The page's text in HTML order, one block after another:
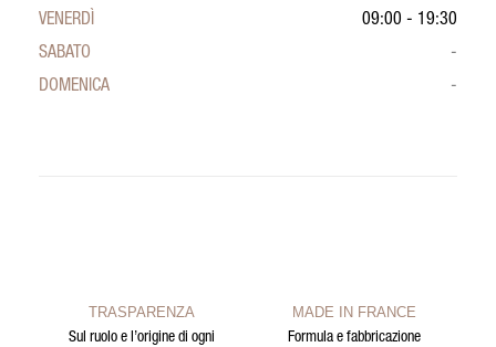
VENERDÌ
09:00 - 19:30
SABATO
-
DOMENICA
-
TRASPARENZA
Sul ruolo e l’origine di ogni
MADE IN FRANCE
Formula e fabbricazione